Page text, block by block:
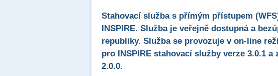
Stahovací služba s přímým přístupem
INSPIRE. Služba je veřejně dostupná a
republiky. Služba se provozuje v on-line
pro INSPIRE stahovací služby verze 3.0.1
2.0.0.